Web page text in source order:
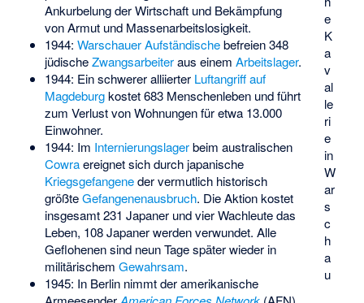
e
K
a
v
al
le
ri
e
in
W
ar
s
c
h
a
u
Ankurbelung der Wirtschaft und Bekämpfung
von Armut und Massenarbeitslosigkeit.
1944: Warschauer Aufständischebefreien 348
jüdischeZwangsarbeiteraus einem Arbeitslager.
1944: Ein schwerer alliierter Luftangriff auf
Magdeburgkostet 683 Menschenleben und führt
zum Verlust von Wohnungen für etwa 13.000
Einwohner.
1944: Im Internierungslagerbeim australischen
Cowraereignet sich durch japanische
Kriegsgefangeneder vermutlich historisch
größteGefangenenausbruch. Die Aktion kostet
insgesamt 231 Japaner und vier Wachleute das
Leben, 108 Japaner werden verwundet. Alle
Geflohenen sind neun Tage später wieder in
militärischem Gewahrsam.
1945: In Berlin nimmt der amerikanische